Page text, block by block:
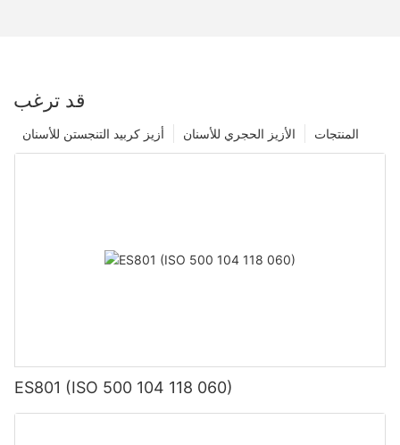
قد ترغب
المنتجات الأزيز الحجري للأسنان أزيز كربيد التنجستن للأسنان
ES801 (ISO 500 104 118 060)